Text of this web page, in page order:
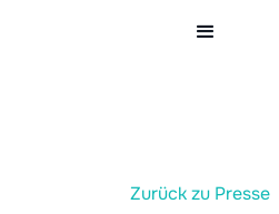
Zurück zu Presse